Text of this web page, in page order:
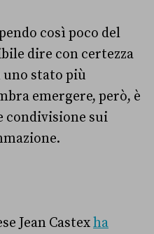
così poco del
dire con certezza
uno stato più
emergere, però, è
condivisione sui
Jean Castexha